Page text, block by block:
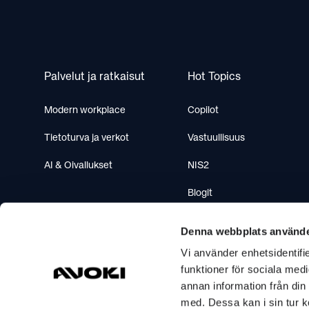
Denna webbplats
Vi använder
funktioner för sociala
annan information från
med. Dessa kan i sin tur
Palvelut ja ratkaisut
Modern workplace
Tietoturva ja verkot
AI & Oivallukset
Hot Topics
Copilot
Vastuullisuus
NIS2
Blogit
Koulutukset